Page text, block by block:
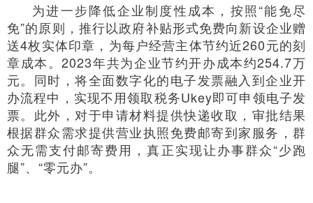
为进一步降低企业制度性成本，按照“能免尽
免”的原则，推行以政府补贴形式免费向新设企业赠
送4枚实体印章，为每户经营主体节约近260元的刻
章成本。2023年共为企业节约开办成本约254.7万
元。同时，将全面数字化的电子发票融入到企业开
办流程中，实现不用领取税务Ukey即可申领电子发
票。此外，对于申请材料提供快递收取，审批结果
根据群众需求提供营业执照免费邮寄到家服务，群
众无需支付邮寄费用，真正实现让办事群众“少跑
腿”、“零元办”。